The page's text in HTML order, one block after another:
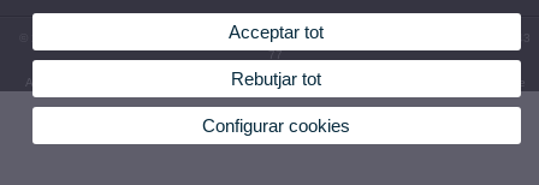
© 2026 UV. - Carrer de la Universitat, 2. 46003 València, Espanya. Telèfon: (+34) 96 386 43
77
Avís legal Política privacitat|Cookies| Bústia de contacte
Acceptar tot
Rebutjar tot
Configurar cookies